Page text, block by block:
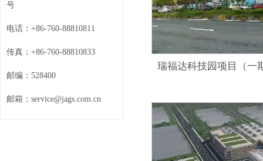
号
电话：+86-760-88810811
传真：+86-760-88810833
邮编：528400
邮箱：service@jags.com.cn